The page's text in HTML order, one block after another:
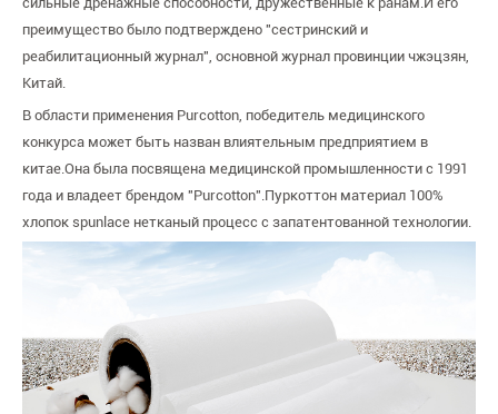
преимущество было подтверждено "сестринский и
реабилитационный журнал", основной журнал провинции чжэцзян,
Китай.
В области применения Purcotton, победитель медицинского
конкурса может быть назван влиятельным предприятием в
китае.Она была посвящена медицинской промышленности с 1991
года и владеет брендом "Purcotton".Пуркоттон материал 100%
хлопок spunlace нетканый процесс с запатентованной технологии.